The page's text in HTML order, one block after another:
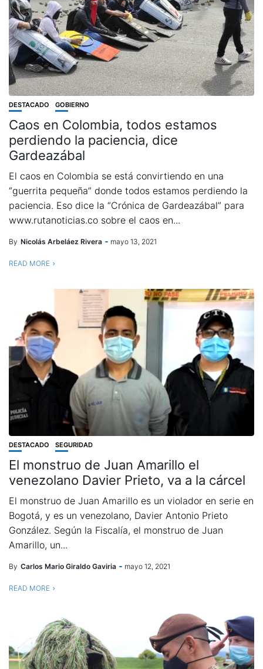
DESTACADO GOBIERNO
Caos en Colombia, todos estamos
perdiendo la paciencia, dice
Gardeazábal
El caos en Colombia se está convirtiendo en una
“guerrita pequeña” donde todos estamos perdiendo la
paciencia. Eso dice la “Crónica de Gardeazábal” para
www.rutanoticias.co sobre el caos en...
By Nicolás Arbeláez Rivera mayo 13, 2021
READ MORE
DESTACADO SEGURIDAD
El monstruo de Juan Amarillo el
venezolano Davier Prieto, va a la cárcel
El monstruo de Juan Amarillo es un violador en serie en
Bogotá, y es un venezolano, Davier Antonio Prieto
González. Según la Fiscalía, el monstruo de Juan
Amarillo, un...
By Carlos Mario Giraldo Gaviria mayo 12, 2021
READ MORE